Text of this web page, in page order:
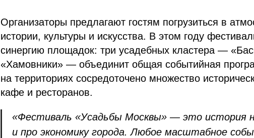
Организаторы предлагают гостям погрузиться в
истории, культуры и искусства. В этом году
синергию площадок: три усадебных кластера —
«Хамовники» — объединит общая событийная
на территориях сосредоточено множество
кафе и ресторанов.
«Фестиваль «Усадьбы Москвы» — это история
и про экономику города. Любое масштабное